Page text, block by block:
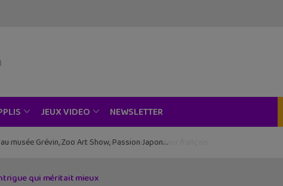
JEUX VIDEO NEWSLETTER
musée Grévin, Zoo Art Show, Passion Japon…
qui méritait mieux